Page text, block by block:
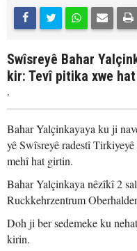
Swîsreyê Bahar
kir: Tevî pitika xwe
.
Bahar Yalçinkayaya ku ji
yê Swîsreyê radestî
mehî hat girtin.
Bahar Yalçinkaya nêzîkî 2
Ruckkehrzentrum
Doh ji ber sedemeke ku
kirin.